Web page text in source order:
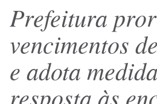
Prefeitura
vencimentos
e adota
resposta às